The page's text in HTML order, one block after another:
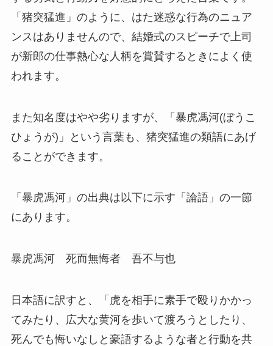
「猪突猛進」のように、はた迷惑な行為のニュア
ンスはありませんので、結婚式のスピーチで上司
が新郎の仕事熱心な人柄を賞賛するときによく使
われます。
また知名度はやや劣りますが、「暴虎馮河(ぼうこ
ひょうが)」という言葉も、猪突猛進の類語にあげ
ることができます。
「暴虎馮河」の出典は以下に示す「論語」の一節
にあります。
暴虎馮河 死而無悔者 吾不与也
日本語に訳すと、「虎を相手に素手で殴りかかっ
てみたり、広大な黄河を歩いて渡ろうとしたり、
死んでも悔いなしと豪語するような者と行動を共